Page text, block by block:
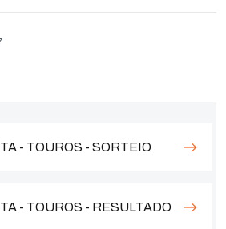
- TOUROS - SORTEIO
- TOUROS - RESULTADO